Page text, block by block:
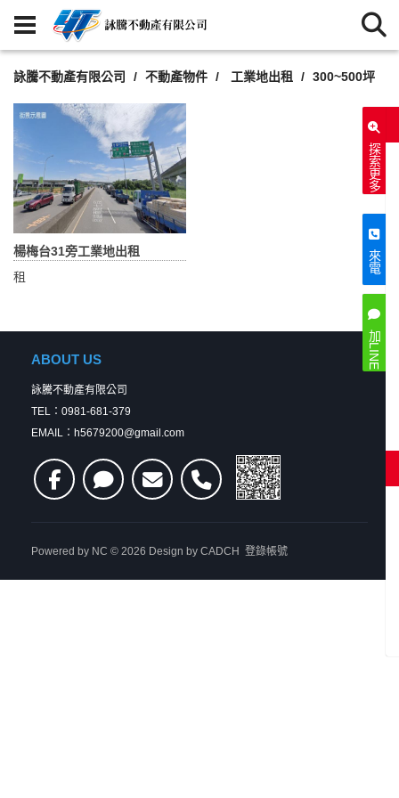
探索更多
來電
加LINE
詠騰不動產有限公司 不動產物件 工業地出租 300~500坪
楊梅台31旁工業地出租
租
ABOUT US
詠騰不動產有限公司
TEL：0981-681-379
EMAIL：h5679200@gmail.com
Powered by NC © 2026 Design by CADCH 登錄帳號